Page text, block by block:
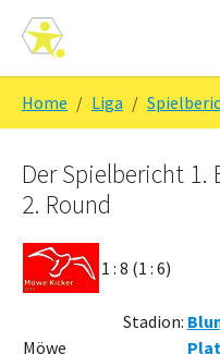
Skip to main navigation
Zum Hauptinhalt springen
Skip to page footer
Home Liga
Der Spielbericht 1.
2. Round
1 : 8 (1 : 6)
Möwe
Stadion: